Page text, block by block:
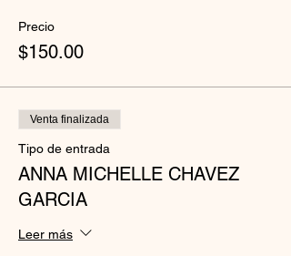
Precio
$150.00
Venta finalizada
Tipo de entrada
ANNA MICHELLE CHAVEZ
GARCIA
Leer más